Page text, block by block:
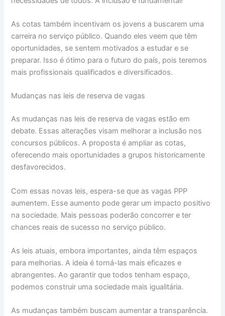
As cotas também incentivam os jovens a buscarem uma
carreira no serviço público. Quando eles veem que têm
oportunidades, se sentem motivados a estudar e se
preparar. Isso é ótimo para o futuro do país, pois teremos
mais profissionais qualificados e diversificados.
Mudanças nas leis de reserva de vagas
As mudanças nas leis de reserva de vagas estão em
debate. Essas alterações visam melhorar a inclusão nos
concursos públicos. A proposta é ampliar as cotas,
oferecendo mais oportunidades a grupos historicamente
desfavorecidos.
Com essas novas leis, espera-se que as vagas PPP
aumentem. Esse aumento pode gerar um impacto positivo
na sociedade. Mais pessoas poderão concorrer e ter
chances reais de sucesso no serviço público.
As leis atuais, embora importantes, ainda têm espaços
para melhorias. A ideia é torná-las mais eficazes e
abrangentes. Ao garantir que todos tenham espaço,
podemos construir uma sociedade mais igualitária.
As mudanças também buscam aumentar a transparência.